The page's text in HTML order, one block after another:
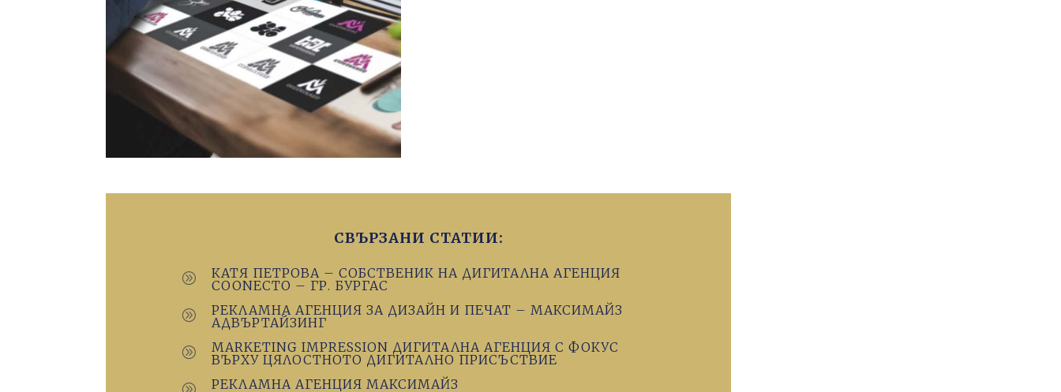
СВЪРЗАНИ СТАТИИ:
A
КАТЯ ПЕТРОВА – СОБСТВЕНИК НА ДИГИТАЛНА АГЕНЦИЯ
COONECTO – ГР. БУРГАС
A
РЕКЛАМНА АГЕНЦИЯ ЗА ДИЗАЙН И ПЕЧАТ – МАКСИМАЙЗ
АДВЪРТАЙЗИНГ
A
MARKETING IMPRESSION ДИГИТАЛНА АГЕНЦИЯ С ФОКУС
ВЪРХУ ЦЯЛОСТНОТО ДИГИТАЛНО ПРИСЪСТВИЕ
A РЕКЛАМНА АГЕНЦИЯ МАКСИМАЙЗ